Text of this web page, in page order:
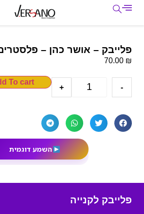
פלייבק – אושר כהן –
70.00 ₪
-
+
To cart
השמע דוגמית
פלייבק לקנייה